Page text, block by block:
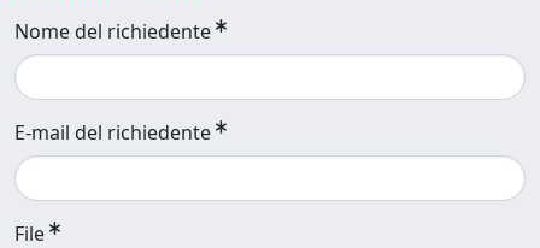
Nome del richiedente
E-mail del richiedente
File